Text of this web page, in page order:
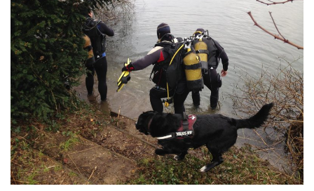
Moniteur Fédéral
Organisation
Responsables
Fosse
Sorties techniques
APNEE
SORTIES
Sorties 2026